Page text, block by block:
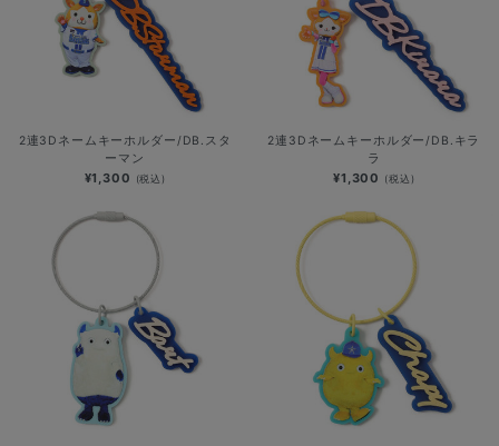
2連3Dネームキーホルダー/DB.スタ
ーマン
¥1,300 (税込)
2連3Dネームキーホルダー/DB.キラ
ラ
¥1,300 (税込)